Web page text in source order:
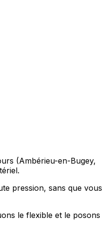
(Ambérieu-en-Bugey,
pression, sans que vous
le flexible et le posons